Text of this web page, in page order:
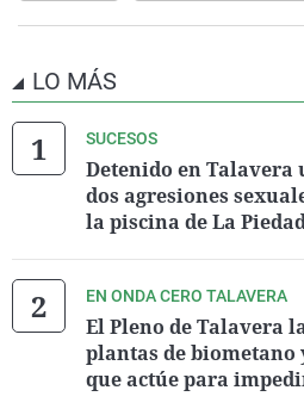
LO MÁS
SUCESOS
Detenido en Talavera
dos agresiones
la piscina de La
EN ONDA CERO TALAVERA
El Pleno de Talavera
plantas de biometano
que actúe para